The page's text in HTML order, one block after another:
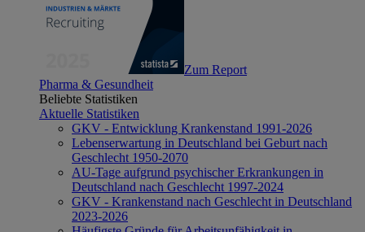
Zum Report
Pharma & Gesundheit
Beliebte Statistiken
Aktuelle Statistiken
GKV - Entwicklung Krankenstand 1991-2026
Lebenserwartung in Deutschland bei Geburt nach
Geschlecht 1950-2070
AU-Tage aufgrund psychischer Erkrankungen in
Deutschland nach Geschlecht 1997-2024
GKV - Krankenstand nach Geschlecht in Deutschland
2023-2026